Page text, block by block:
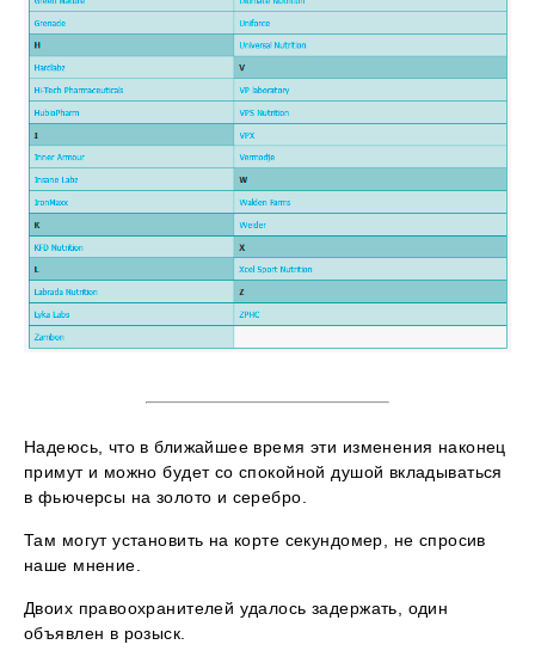
Надеюсь, что в ближайшее время эти изменения наконец
примут и можно будет со спокойной душой вкладываться
в фьючерсы на золото и серебро.
Там могут установить на корте секундомер, не спросив
наше мнение.
Двоих правоохранителей удалось задержать, один
объявлен в розыск.